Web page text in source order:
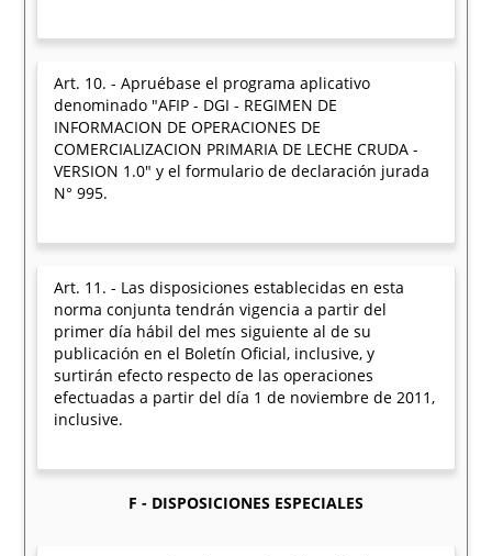
Art. 10. - Apruébase el programa aplicativo
denominado "AFIP - DGI - REGIMEN DE
INFORMACION DE OPERACIONES DE
COMERCIALIZACION PRIMARIA DE LECHE CRUDA -
VERSION 1.0" y el formulario de declaración jurada
N° 995.
Art. 11. - Las disposiciones establecidas en esta
norma conjunta tendrán vigencia a partir del
primer día hábil del mes siguiente al de su
publicación en el Boletín Oficial, inclusive, y
surtirán efecto respecto de las operaciones
efectuadas a partir del día 1 de noviembre de 2011,
inclusive.
F - DISPOSICIONES ESPECIALES